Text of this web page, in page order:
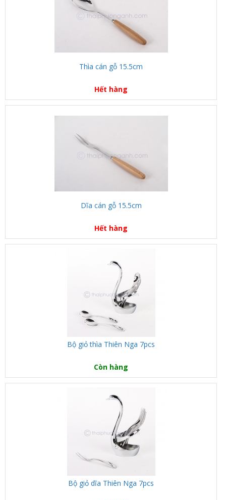
Thìa cán gỗ 15.5cm
Hết hàng
Dĩa cán gỗ 15.5cm
Hết hàng
Bộ giỏ thìa Thiên Nga 7pcs
Còn hàng
Bộ giỏ dĩa Thiên Nga 7pcs